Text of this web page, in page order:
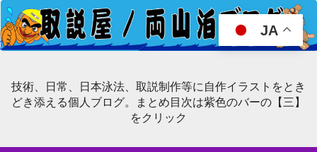
技術、日常、日本泳法、取説制作等に自作イラストをとき
どき添える個人ブログ。まとめ目次は紫色のバーの【三】
をクリック
JA